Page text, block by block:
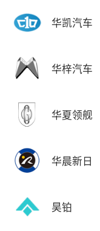
华凯汽车
华梓汽车
华夏领舰
华晨新日
昊铂